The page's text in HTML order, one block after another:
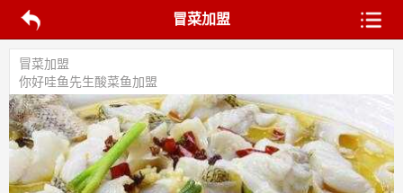
冒菜加盟
冒菜加盟
你好哇鱼先生酸菜鱼加盟